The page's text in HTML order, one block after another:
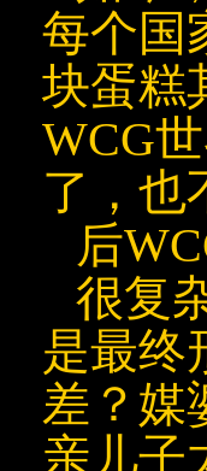
每个国
块蛋糕
WCG
了，也
后
很复
是最终
差？媒
亲儿子